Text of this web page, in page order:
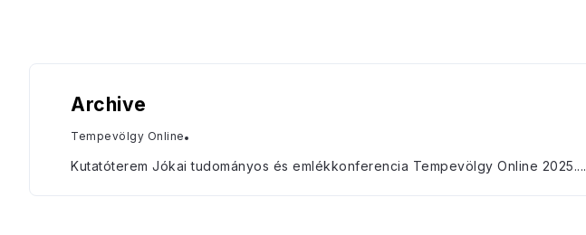
Archive
Tempevölgy Online
Kutatóterem Jókai tudományos és emlékkonferencia Tempevölgy Online 2025....